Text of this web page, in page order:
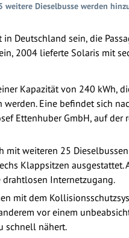
weitere Dieselbusse werden
Deutschland sein, die
2004 lieferte Solaris mit
Kapazität von 240 kWh,
Eine befindet sich
Ettenhuber GmbH, auf der
mit weiteren 25
Klappsitzen ausgestattet.
drahtlosen Internetzugang.
mit dem
vor einem
schnell nähert.